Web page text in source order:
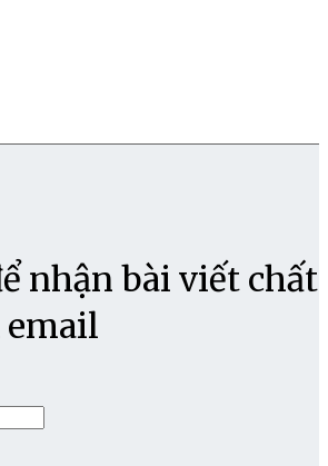
nhận bài viết chất
email